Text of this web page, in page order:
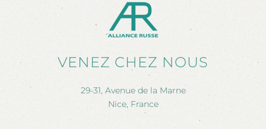
VENEZ CHEZ NOUS
29-31, Avenue de la Marne
Nice, France